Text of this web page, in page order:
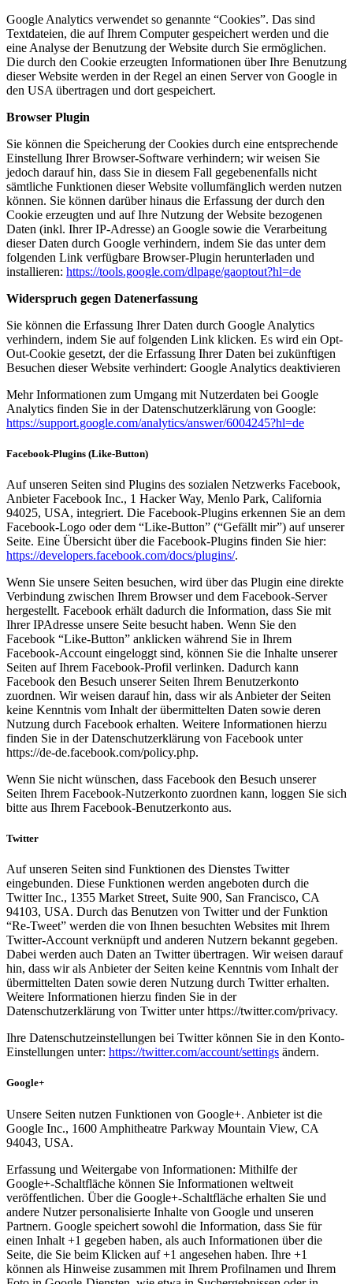
Google Analytics verwendet so genannte “Cookies”. Das sind
Textdateien, die auf Ihrem Computer gespeichert werden und die
eine Analyse der Benutzung der Website durch Sie ermöglichen.
Die durch den Cookie erzeugten Informationen über Ihre Benutzung
dieser Website werden in der Regel an einen Server von Google in
den USA übertragen und dort gespeichert.
Browser Plugin
Sie können die Speicherung der Cookies durch eine entsprechende
Einstellung Ihrer Browser-Software verhindern; wir weisen Sie
jedoch darauf hin, dass Sie in diesem Fall gegebenenfalls nicht
sämtliche Funktionen dieser Website vollumfänglich werden nutzen
können. Sie können darüber hinaus die Erfassung der durch den
Cookie erzeugten und auf Ihre Nutzung der Website bezogenen
Daten (inkl. Ihrer IP-Adresse) an Google sowie die Verarbeitung
dieser Daten durch Google verhindern, indem Sie das unter dem
folgenden Link verfügbare Browser-Plugin herunterladen und
installieren: https://tools.google.com/dlpage/gaoptout?hl=de
Widerspruch gegen Datenerfassung
Sie können die Erfassung Ihrer Daten durch Google Analytics
verhindern, indem Sie auf folgenden Link klicken. Es wird ein Opt-
Out-Cookie gesetzt, der die Erfassung Ihrer Daten bei zukünftigen
Besuchen dieser Website verhindert: Google Analytics deaktivieren
Mehr Informationen zum Umgang mit Nutzerdaten bei Google
Analytics finden Sie in der Datenschutzerklärung von Google:
https://support.google.com/analytics/answer/6004245?hl=de
Facebook-Plugins (Like-Button)
Auf unseren Seiten sind Plugins des sozialen Netzwerks Facebook,
Anbieter Facebook Inc., 1 Hacker Way, Menlo Park, California
94025, USA, integriert. Die Facebook-Plugins erkennen Sie an dem
Facebook-Logo oder dem “Like-Button” (“Gefällt mir”) auf unserer
Seite. Eine Übersicht über die Facebook-Plugins finden Sie hier:
https://developers.facebook.com/docs/plugins/.
Wenn Sie unsere Seiten besuchen, wird über das Plugin eine direkte
Verbindung zwischen Ihrem Browser und dem Facebook-Server
hergestellt. Facebook erhält dadurch die Information, dass Sie mit
Ihrer IPAdresse unsere Seite besucht haben. Wenn Sie den
Facebook “Like-Button” anklicken während Sie in Ihrem
Facebook-Account eingeloggt sind, können Sie die Inhalte unserer
Seiten auf Ihrem Facebook-Profil verlinken. Dadurch kann
Facebook den Besuch unserer Seiten Ihrem Benutzerkonto
zuordnen. Wir weisen darauf hin, dass wir als Anbieter der Seiten
keine Kenntnis vom Inhalt der übermittelten Daten sowie deren
Nutzung durch Facebook erhalten. Weitere Informationen hierzu
finden Sie in der Datenschutzerklärung von Facebook unter
https://de-de.facebook.com/policy.php.
Wenn Sie nicht wünschen, dass Facebook den Besuch unserer
Seiten Ihrem Facebook-Nutzerkonto zuordnen kann, loggen Sie sich
bitte aus Ihrem Facebook-Benutzerkonto aus.
Twitter
Auf unseren Seiten sind Funktionen des Dienstes Twitter
eingebunden. Diese Funktionen werden angeboten durch die
Twitter Inc., 1355 Market Street, Suite 900, San Francisco, CA
94103, USA. Durch das Benutzen von Twitter und der Funktion
“Re-Tweet” werden die von Ihnen besuchten Websites mit Ihrem
Twitter-Account verknüpft und anderen Nutzern bekannt gegeben.
Dabei werden auch Daten an Twitter übertragen. Wir weisen darauf
hin, dass wir als Anbieter der Seiten keine Kenntnis vom Inhalt der
übermittelten Daten sowie deren Nutzung durch Twitter erhalten.
Weitere Informationen hierzu finden Sie in der
Datenschutzerklärung von Twitter unter https://twitter.com/privacy.
Ihre Datenschutzeinstellungen bei Twitter können Sie in den Konto-
Einstellungen unter: https://twitter.com/account/settings ändern.
Google+
Unsere Seiten nutzen Funktionen von Google+. Anbieter ist die
Google Inc., 1600 Amphitheatre Parkway Mountain View, CA
94043, USA.
Erfassung und Weitergabe von Informationen: Mithilfe der
Google+-Schaltfläche können Sie Informationen weltweit
veröffentlichen. Über die Google+-Schaltfläche erhalten Sie und
andere Nutzer personalisierte Inhalte von Google und unseren
Partnern. Google speichert sowohl die Information, dass Sie für
einen Inhalt +1 gegeben haben, als auch Informationen über die
Seite, die Sie beim Klicken auf +1 angesehen haben. Ihre +1
können als Hinweise zusammen mit Ihrem Profilnamen und Ihrem